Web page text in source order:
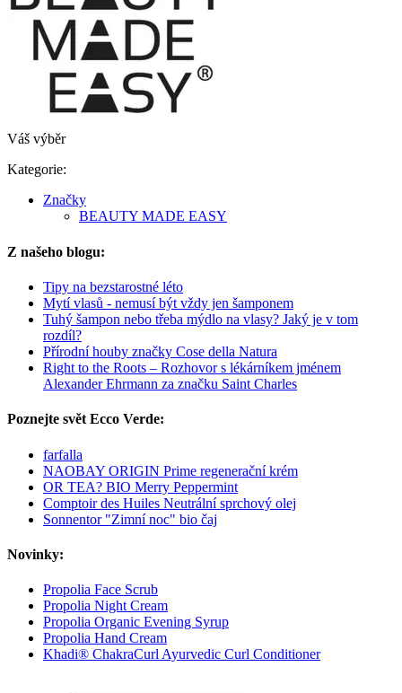
Váš výběr
Kategorie:
Značky
BEAUTY MADE EASY
Z našeho blogu:
Tipy na bezstarostné léto
Mytí vlasů - nemusí být vždy jen šamponem
Tuhý šampon nebo třeba mýdlo na vlasy? Jaký je v tom
rozdíl?
Přírodní houby značky Cose della Natura
Right to the Roots – Rozhovor s lékárníkem jménem
Alexander Ehrmann za značku Saint Charles
Poznejte svět Ecco Verde:
farfalla
NAOBAY ORIGIN Prime regenerační krém
OR TEA? BIO Merry Peppermint
Comptoir des Huiles Neutrální sprchový olej
Sonnentor "Zimní noc" bio čaj
Novinky:
Propolia Face Scrub
Propolia Night Cream
Propolia Organic Evening Syrup
Propolia Hand Cream
Khadi® ChakraCurl Ayurvedic Curl Conditioner